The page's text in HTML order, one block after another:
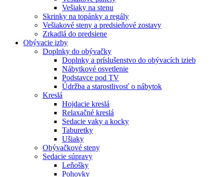
Vešiaky na stenu
Skrinky na topánky a regály
Vešiakové steny a predsieňové zostavy
Zrkadlá do predsiene
Obývacie izby
Doplnky do obývačky
Doplnky a príslušenstvo do obývacích izieb
Nábytkové osvetlenie
Podstavce pod TV
Údržba a starostlivosť o nábytok
Kreslá
Hojdacie kreslá
Relaxačné kreslá
Sedacie vaky a kocky
Taburetky
Ušiaky
Obývačkové steny
Sedacie súpravy
Leňošky
Pohovky